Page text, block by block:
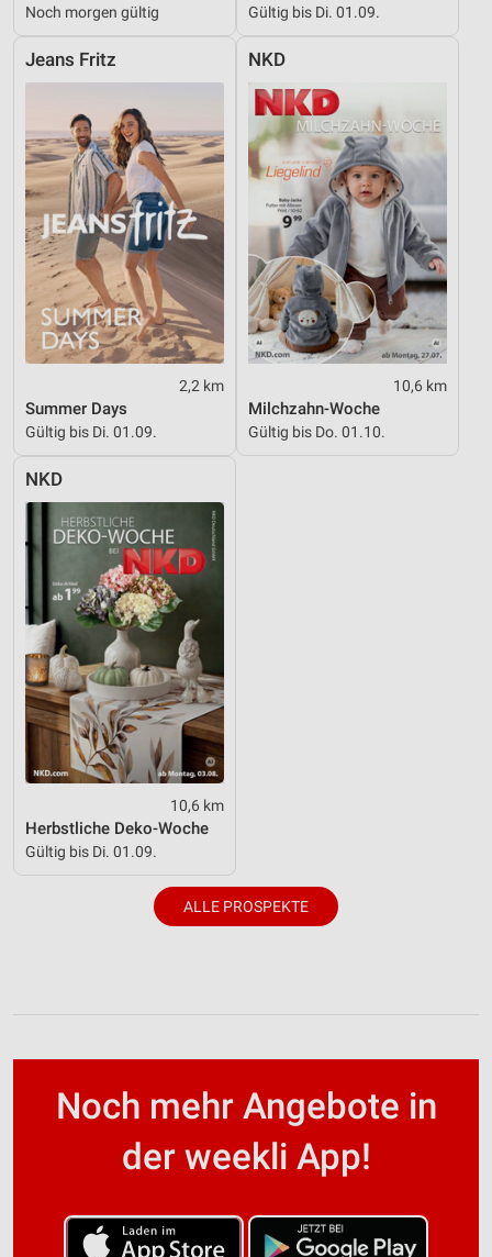
Noch morgen gültig Gültig bis Di. 01.09.
Jeans Fritz
2,2 km
Summer Days
Gültig bis Di. 01.09.
NKD
10,6 km
Milchzahn-Woche
Gültig bis Do. 01.10.
NKD
10,6 km
Herbstliche Deko-Woche
Gültig bis Di. 01.09.
ALLE PROSPEKTE
Noch mehr Angebote in
der weekli App!